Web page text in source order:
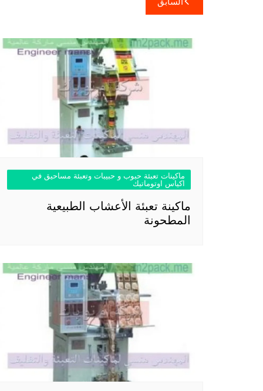
المقالات
ماكينات تعبئة حبوب و حبيبات وتعبئة مساحيق في
اكياس اوتوماتيك
ماكينة تعبئة الأعشاب الطبيعية
المطحونة